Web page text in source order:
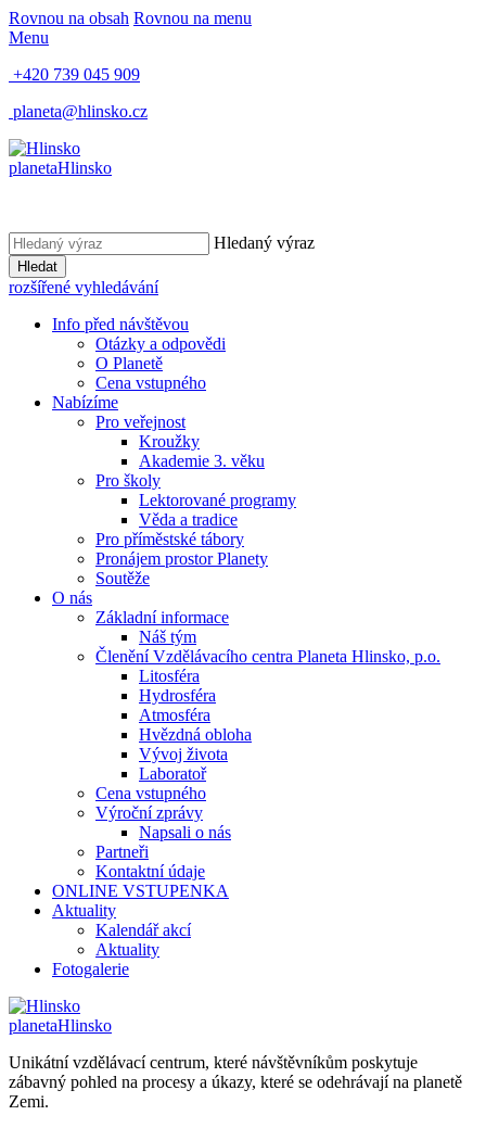
Rovnou na obsah Rovnou na menu
Menu
+420 739 045 909
planeta@hlinsko.cz
planetaHlinsko
Hledaný výraz
Hledat
rozšířené vyhledávání
Info před návštěvou
Otázky a odpovědi
O Planetě
Cena vstupného
Nabízíme
Pro veřejnost
Kroužky
Akademie 3. věku
Pro školy
Lektorované programy
Věda a tradice
Pro příměstské tábory
Pronájem prostor Planety
Soutěže
O nás
Základní informace
Náš tým
Členění Vzdělávacího centra Planeta Hlinsko, p.o.
Litosféra
Hydrosféra
Atmosféra
Hvězdná obloha
Vývoj života
Laboratoř
Cena vstupného
Výroční zprávy
Napsali o nás
Partneři
Kontaktní údaje
ONLINE VSTUPENKA
Aktuality
Kalendář akcí
Aktuality
Fotogalerie
planetaHlinsko
Unikátní vzdělávací centrum, které návštěvníkům poskytuje
zábavný pohled na procesy a úkazy, které se odehrávají na planetě
Zemi.